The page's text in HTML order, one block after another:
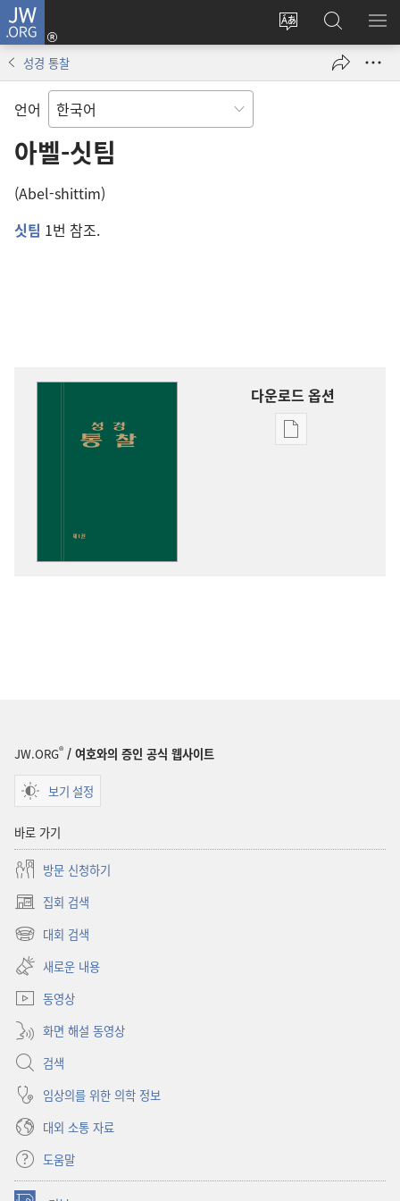
JW.ORG
사이트
변경
로그인
(새로운
열기)
JW.ORG
검색
메
성경 통찰
언어
아벨-싯팀
(Abel-shittim)
싯팀 1번 참조.
다운로드 옵션
출판물
JW.ORG® / 여호와의 증인 공식 웹사이트
보기 설정
바로 가기
방문 신청하기
집회 검색
(새로운
창
대회 검색
(새로운
창
열기)
새로운 내용
동영상
화면 해설 동영상
검색
임상의를 위한 의학 정보
대외 소통 자료
도움말